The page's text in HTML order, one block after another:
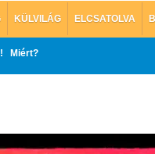
KÜLVILÁG ELCSATOLVA
Miért?